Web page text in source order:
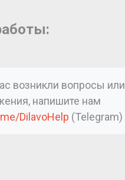
возникли вопросы или
напишите нам
DilavoHelp (Telegram)